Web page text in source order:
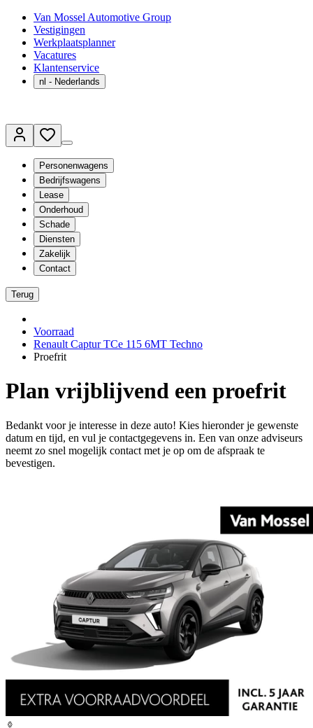
Van Mossel Automotive Group
Vestigingen
Werkplaatsplanner
Vacatures
Klantenservice
nl - Nederlands
Personenwagens
Bedrijfswagens
Lease
Onderhoud
Schade
Diensten
Zakelijk
Contact
Terug
Voorraad
Renault Captur TCe 115 6MT Techno
Proefrit
Plan vrijblijvend een proefrit
Bedankt voor je interesse in deze auto! Kies hieronder je gewenste
datum en tijd, en vul je contactgegevens in. Een van onze adviseurs
neemt zo snel mogelijk contact met je op om de afspraak te
bevestigen.